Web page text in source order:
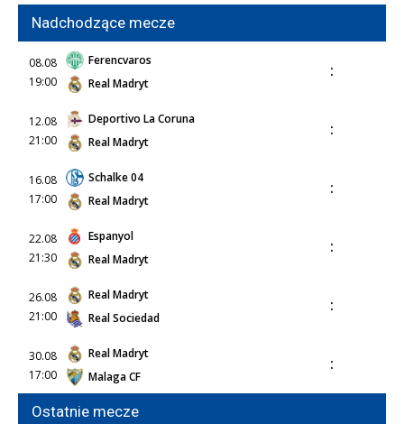
Nadchodzące mecze
08.08
19:00
Ferencvaros
Real Madryt
:
12.08
21:00
Deportivo La Coruna
Real Madryt
:
16.08
17:00
Schalke 04
Real Madryt
:
22.08
21:30
Espanyol
Real Madryt
:
26.08
21:00
Real Madryt
Real Sociedad
:
30.08
17:00
Real Madryt
Malaga CF
:
Ostatnie mecze